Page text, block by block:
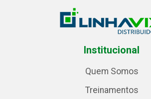
Institucional
Quem Somos
Treinamentos